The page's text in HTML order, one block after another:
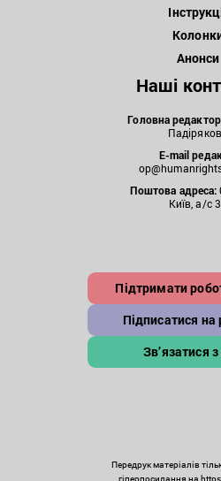
Анонси
Наші
Головна
E-mail
Поштова адреса:
Київ, а/с
Підтримати
Підписатися на
Зв’язатися
Передрук матеріалів